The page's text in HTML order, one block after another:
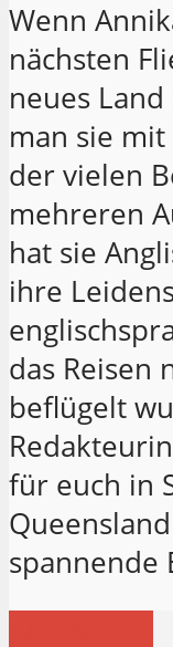
Wenn
nächsten
neues
man sie
der vielen
mehreren
hat sie
ihre
das Reisen
beflügelt
für euch in
spannende